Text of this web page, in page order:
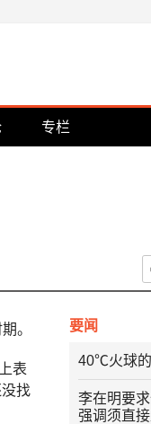
专栏
。
表
找
要闻
40℃火球
李在明要
强调须直